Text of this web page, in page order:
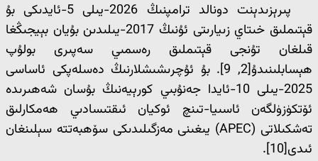
پىرېزىدېنت دونالد ترامپنىڭ 2026-يىلى 5-ئايدىكى بۇ
قېتىملىق خىتاي زىيارىتى ئۇنىڭ 2017-يىلىدىن بۇيان بېيجىڭغا
قىلغان تۇنجى قېتىملىق رەسمىي سەپىرى بولۇپ
ھېسابلىنىدۇ[2, 9]. بۇ ئۇچرىشىشلارنىڭ دەسلەپكى ئاساسى
2025-يىلى 10-ئايدا جەنۇبىي كورېيەنىڭ بۇسان شەھىرىدە
ئۆتكۈزۈلگەن ئاسىيا-تىنچ ئوكيان ئىقتىسادىي ھەمكارلىق
تەشكىلاتى (APEC) يىغىنى مەزگىلىدىكى سۆھبەتتە سېلىنغان
ئىدى[10].